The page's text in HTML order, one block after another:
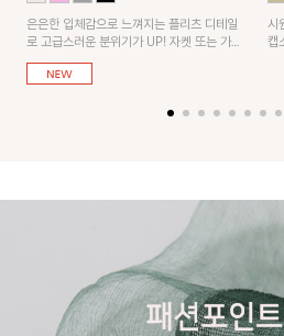
은은한 입체감으로 느껴지는 플리츠 디테일
로 고급스러운 분위기가 UP! 자켓 또는 가디
건과 같이 매치해도 잘 어울린답니다!
시
캡